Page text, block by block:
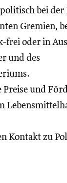
bei der
Gremien,
frei oder in
und des
Preise und
Kontakt zu